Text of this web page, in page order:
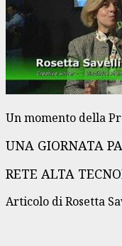
Un momento della
UNA GIORNATA
RETE ALTA
Articolo di Rosetta